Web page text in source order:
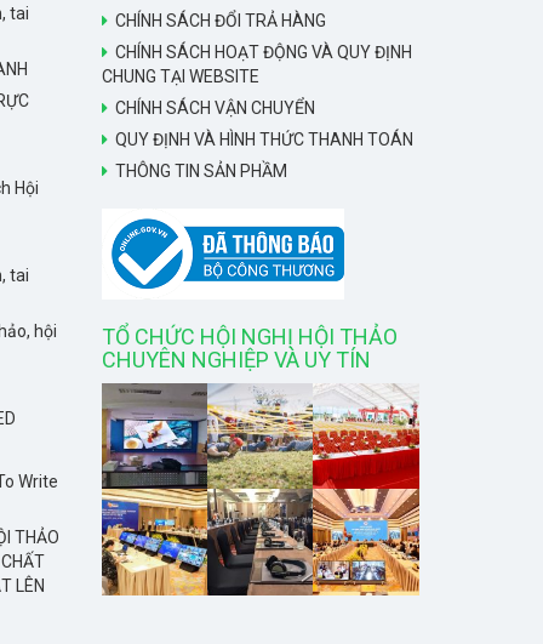
tai
Hội
tai
hội
Write
THẢO
LÊN
CHÍNH SÁCH ĐỔI TRẢ HÀNG
CHÍNH SÁCH HOẠT ĐỘNG VÀ QUY ĐỊNH
CHUNG TẠI WEBSITE
CHÍNH SÁCH VẬN CHUYỂN
QUY ĐỊNH VÀ HÌNH THỨC THANH TOÁN
THÔNG TIN SẢN PHẦM
TỔ CHỨC HỘI NGHỊ HỘI THẢO
CHUYÊN NGHIỆP VÀ UY TÍN